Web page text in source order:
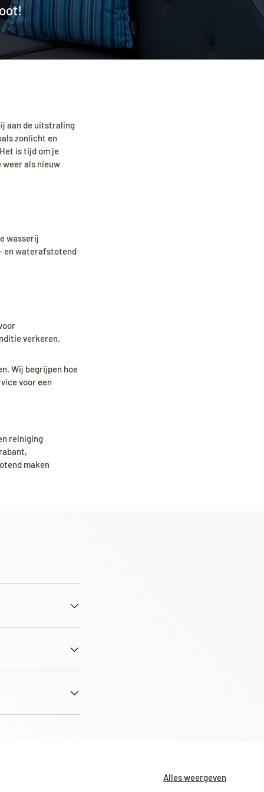
aan de uitstraling
zonlicht en
is tijd om je
weer als nieuw
wasserij
en waterafstotend
verkeren.
Wij begrijpen hoe
voor een
reiniging
maken
Alles weergeven
Sluiten